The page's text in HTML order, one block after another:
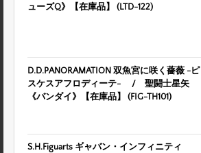
ューズQ》【在庫品】 (LTD-122)
D.D.PANORAMATION 双魚宮に咲く薔薇 -ピ
スケスアフロディーテ- / 聖闘士星矢
《バンダイ》【在庫品】 (FIG-TH101)
S.H.Figuarts ギャバン・インフィニティ